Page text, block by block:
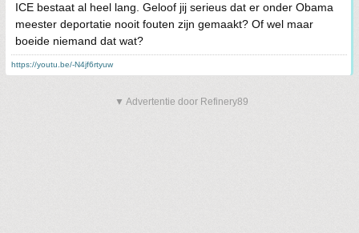
ICE bestaat al heel lang. Geloof jij serieus dat er onder Obama
meester deportatie nooit fouten zijn gemaakt? Of wel maar
boeide niemand dat wat?
https://youtu.be/-N4jf6rtyuw
▼ Advertentie door Refinery89